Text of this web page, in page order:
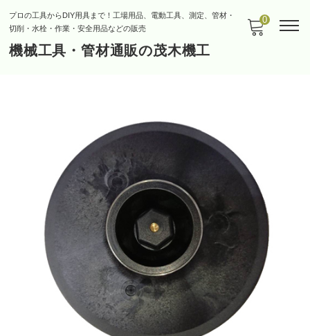
プロの工具からDIY用具まで！工場用品、電動工具、測定、管材・
切削・水栓・作業・安全用品などの販売
機械工具・管材通販の茂木機工
0